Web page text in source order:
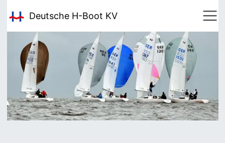
Deutsche H-Boot KV